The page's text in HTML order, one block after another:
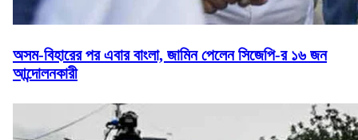
অসম-বিহারের পর এবার বাংলা, জামিন পেলেন সিজেপি-র ১৬ জন
আন্দোলনকারী